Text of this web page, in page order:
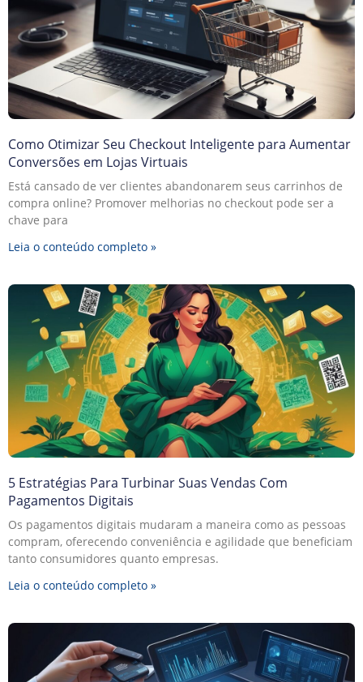
Como Otimizar Seu Checkout Inteligente para Aumentar
Conversões em Lojas Virtuais
Está cansado de ver clientes abandonarem seus carrinhos de
compra online? Promover melhorias no checkout pode ser a
chave para
Leia o conteúdo completo »
5 Estratégias Para Turbinar Suas Vendas Com
Pagamentos Digitais
Os pagamentos digitais mudaram a maneira como as pessoas
compram, oferecendo conveniência e agilidade que beneficiam
tanto consumidores quanto empresas.
Leia o conteúdo completo »